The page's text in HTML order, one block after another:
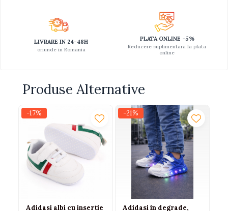
LIVRARE IN 24-48H
oriunde in Romania
PLATA ONLINE -5%
Reducere suplimentara la plata
online
Produse Alternative
-17%
Adidasi albi cu insertie
-21%
Adidasi in degrade,